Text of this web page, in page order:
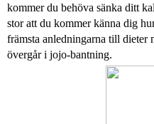
kommer du behöva sänka ditt
stor att du kommer känna dig
främsta anledningarna till dieter
övergår i jojo-bantning.